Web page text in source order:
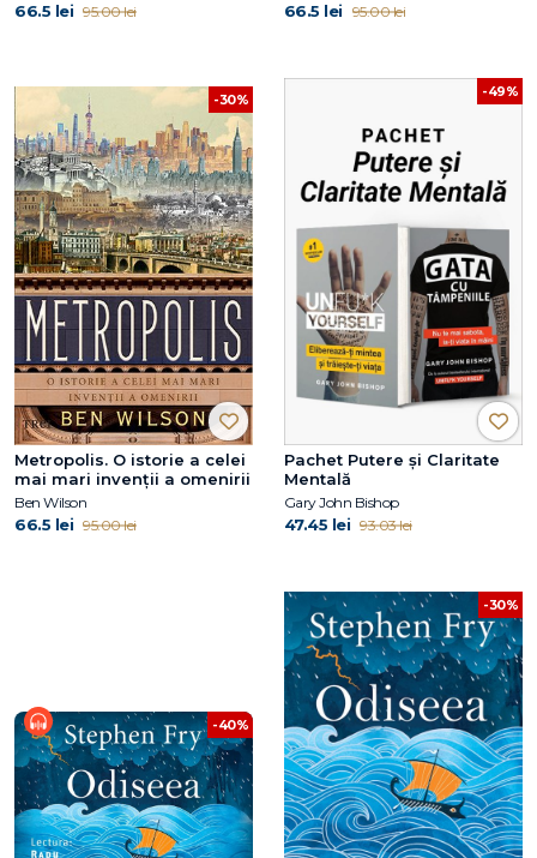
66.5 lei 95.00 lei 66.5 lei 95.00 lei
-30%
Metropolis. O istorie a celei
mai mari invenții a omenirii
Ben Wilson
66.5 lei 95.00 lei
-49%
Pachet Putere și Claritate
Mentală
Gary John Bishop
47.45 lei 93.03 lei
-40%
-30%